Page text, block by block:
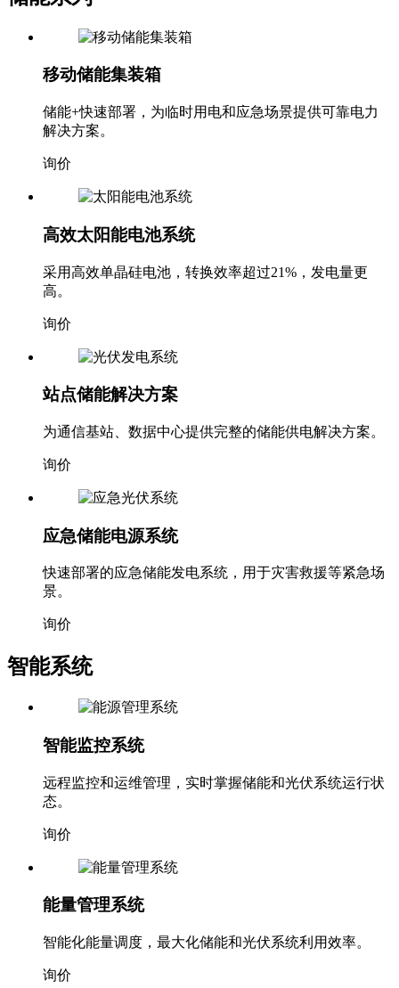
移动储能集装箱
储能+快速部署，为临时用电和应急场景提供可靠电力
解决方案。
询价
高效太阳能电池系统
采用高效单晶硅电池，转换效率超过21%，发电量更
高。
询价
站点储能解决方案
为通信基站、数据中心提供完整的储能供电解决方案。
询价
应急储能电源系统
快速部署的应急储能发电系统，用于灾害救援等紧急场
景。
询价
智能系统
智能监控系统
远程监控和运维管理，实时掌握储能和光伏系统运行状
态。
询价
能量管理系统
智能化能量调度，最大化储能和光伏系统利用效率。
询价